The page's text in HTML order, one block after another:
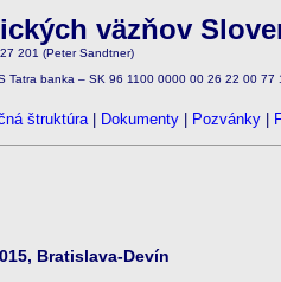
väzňov
201 (Peter Sandtner)
Tatra banka – SK 96 1100 0000 00 26 22 00 77
štruktúra| Dokumenty Pozvánky
Bratislava-Devín